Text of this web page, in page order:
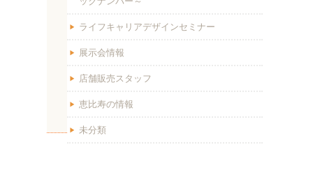
ライフキャリアデザインセミナー
展示会情報
店舗販売スタッフ
恵比寿の情報
未分類